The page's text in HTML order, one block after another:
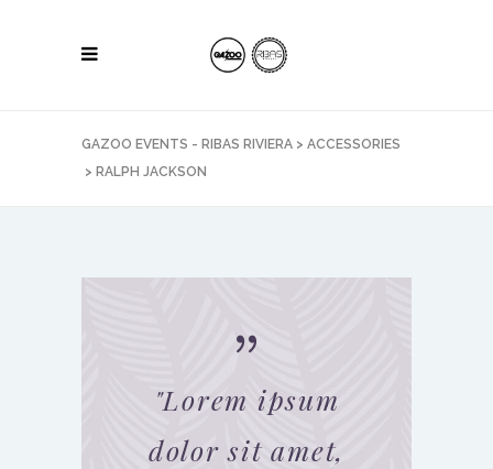
GAZOO EVENTS - RIBAS RIVIERA > ACCESSORIES
> RALPH JACKSON
"Lorem ipsum
dolor sit amet,